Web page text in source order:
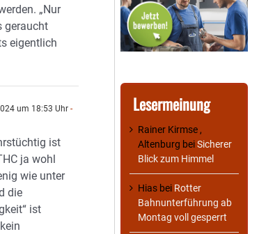
„Nur
geraucht
eigentlich
um 18:53 Uhr -
ist
ja wohl
wie unter
die
ist
Lesermeinung
Rainer Kirmse ,
Altenburg beiSicherer
Blick zum Himmel
Hias bei Rotter
Bahnunterführung ab
Montag voll gesperrt